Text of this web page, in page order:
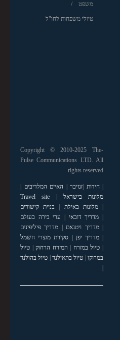
משפט
טיולי משפחות לחו"ל
Copyright © 2010-2025 The-
Pulse Communications LTD. All
rights reserved
|חידות זנזיבר האיים המלדיבים
מלונות בישראל
Travel site
|מלונות באילת
בניית קישורים
מדריך דובאי
ערי בירה בעולם
|מדריך ויטנאם
מדריך פיליפינים
|מדריך יפן
סקירת מוצרי חשמל
טיול במזרח המזרח הרחוק| טיול
במרוקו| טיול בתאילנד| טיול בהולנד